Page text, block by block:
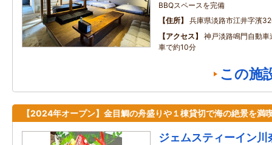
BBQスペースを完備
住所
兵庫県淡路市江井字濱
アクセス
神戸淡路鳴門自動
車で約10分
この施
【2024年オープン】金目鯛の舟盛りや１棟貸切で海の絶景を満
ジェムスティーイン川